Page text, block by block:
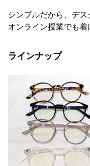
シンプルだから、デ
オンライン授業でも
ラインナップ